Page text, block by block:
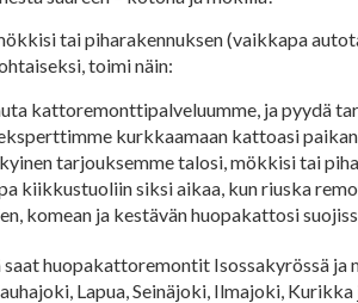
tai piharakennuksen (vaikkapa
toimi näin:
kattoremonttipalveluumme, ja pyydä
kurkkaamaan kattoasi
tarjouksemme talosi, mökkisi tai
kiikkustuoliin siksi aikaa, kun riuska
komean ja kestävän huopakattosi
saat huopakattoremontit Isossakyrössä
Lapua, Seinäjoki, Ilmajoki,